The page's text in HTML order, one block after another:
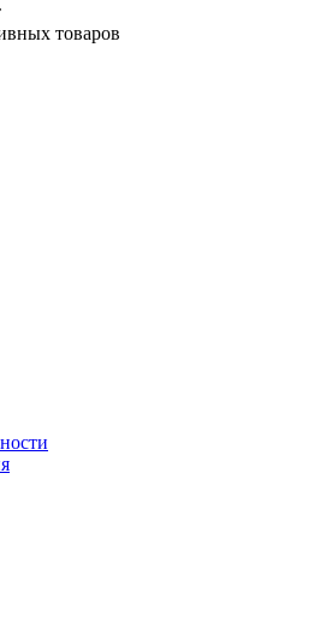
товаров